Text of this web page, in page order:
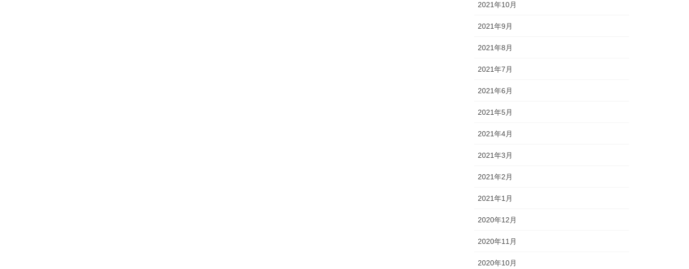
2021年10月
2021年9月
2021年8月
2021年7月
2021年6月
2021年5月
2021年4月
2021年3月
2021年2月
2021年1月
2020年12月
2020年11月
2020年10月